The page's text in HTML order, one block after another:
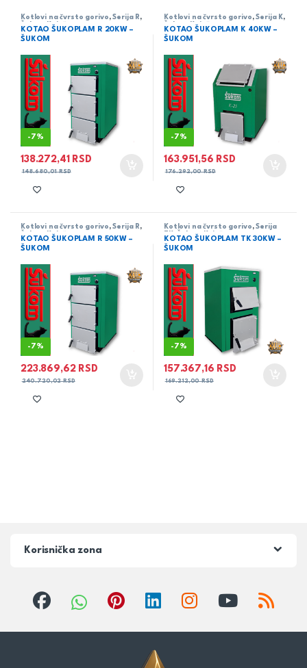
Kotlovi na čvrsto gorivo ,Serija R ,
Šukom Knjaževac
KOTAO ŠUKOPLAM R 20KW –
ŠUKOM
-7%
138.272,41 RSD
148.680,01RSD
Kotlovi na čvrsto gorivo ,Serija K ,
Šukom Knjaževac
KOTAO ŠUKOPLAM K 40KW –
ŠUKOM
-7%
163.951,56 RSD
176.292,00RSD
Kotlovi na čvrsto gorivo ,Serija R ,
Šukom Knjaževac
KOTAO ŠUKOPLAM R 50KW –
ŠUKOM
-7%
223.869,62 RSD
240.720,02RSD
Kotlovi na čvrsto gorivo ,Serija
Šukom Knjaževac
KOTAO ŠUKOPLAM TK 30KW –
ŠUKOM
-7%
157.367,16 RSD
169.212,00RSD
Korisnička zona